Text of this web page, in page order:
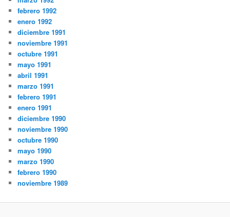
febrero 1992
enero 1992
diciembre 1991
noviembre 1991
octubre 1991
mayo 1991
abril 1991
marzo 1991
febrero 1991
enero 1991
diciembre 1990
noviembre 1990
octubre 1990
mayo 1990
marzo 1990
febrero 1990
noviembre 1989